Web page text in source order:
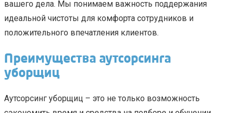
вашего дела. Мы понимаем важность поддержания
идеальной чистоты для комфорта сотрудников и
положительного впечатления клиентов.
Преимущества аутсорсинга
уборщиц
Аутсорсинг уборщиц – это не только возможность